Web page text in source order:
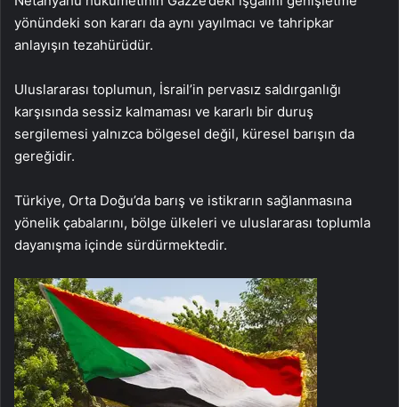
yönündeki son kararı da aynı yayılmacı ve tahripkar
anlayışın tezahürüdür.
Uluslararası toplumun, İsrail’in pervasız saldırganlığı
karşısında sessiz kalmaması ve kararlı bir duruş
sergilemesi yalnızca bölgesel değil, küresel barışın da
gereğidir.
Türkiye, Orta Doğu’da barış ve istikrarın sağlanmasına
yönelik çabalarını, bölge ülkeleri ve uluslararası toplumla
dayanışma içinde sürdürmektedir.